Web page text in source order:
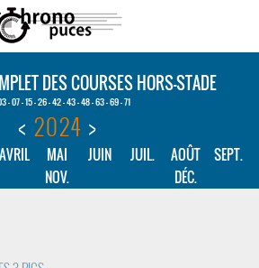
DES COURSES HORS-STADE
- 07 - 15 - 26 - 42 - 43 - 48 - 63 - 69 - 71
< 2024 >
AVRIL MAI JUIN JUIL. AOÛT
SEPT.
NOV. DÉC.